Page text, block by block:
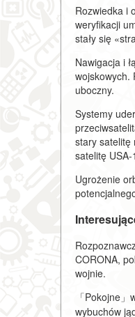
Rozwiedka i
weryfikacji
stały się
Nawigacja i
wojskowych.
uboczny.
Systemy
stary satelitę
satelitę
Ugrożenie
CORONA,
wojnie.
「Pokojne
wybuchów